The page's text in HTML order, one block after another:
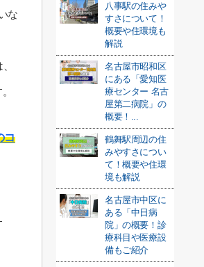
な
コ
八事駅の住みや
すさについて！
概要や住環境も
解説
名古屋市昭和区
にある「愛知医
療センター 名古
屋第二病院」の
概要！...
鶴舞駅周辺の住
みやすさについ
て！概要や住環
境も解説
名古屋市中区に
ある「中日病
院」の概要！診
療科目や医療設
備もご紹介